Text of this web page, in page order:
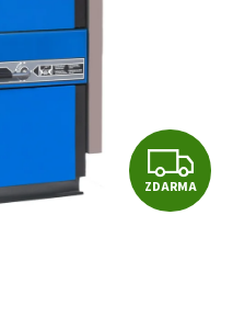
Z
D
ZDARMA